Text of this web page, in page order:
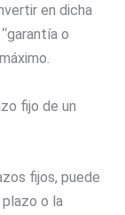
en dicha
o
fijo de un
fijos, puede
o la